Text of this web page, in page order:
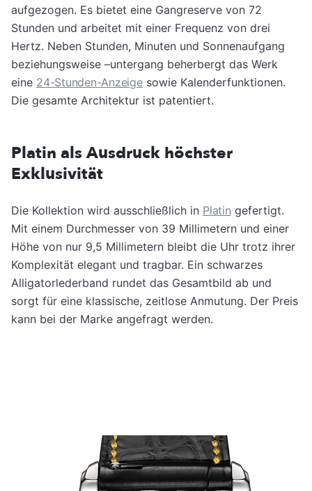
aufgezogen. Es bietet eine Gangreserve von 72
Stunden und arbeitet mit einer Frequenz von drei
Hertz. Neben Stunden, Minuten und Sonnenaufgang
beziehungsweise –untergang beherbergt das Werk
eine 24-Stunden-Anzeigesowie Kalenderfunktionen.
Die gesamte Architektur ist patentiert.
Platin als Ausdruck höchster
Exklusivität
Die Kollektion wird ausschließlich in Platin gefertigt.
Mit einem Durchmesser von 39 Millimetern und einer
Höhe von nur 9,5 Millimetern bleibt die Uhr trotz ihrer
Komplexität elegant und tragbar. Ein schwarzes
Alligatorlederband rundet das Gesamtbild ab und
sorgt für eine klassische, zeitlose Anmutung. Der Preis
kann bei der Marke angefragt werden.